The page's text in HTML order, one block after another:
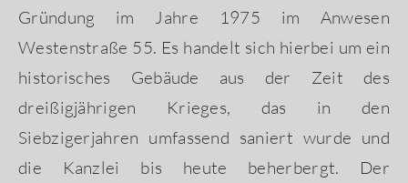
Gründung im Jahre 1975 im Anwesen
Westenstraße 55. Es handelt sich hierbei um ein
historisches Gebäude aus der Zeit des
dreißigjährigen Krieges, das in den
Siebzigerjahren umfassend saniert wurde und
die Kanzlei bis heute beherbergt. Der